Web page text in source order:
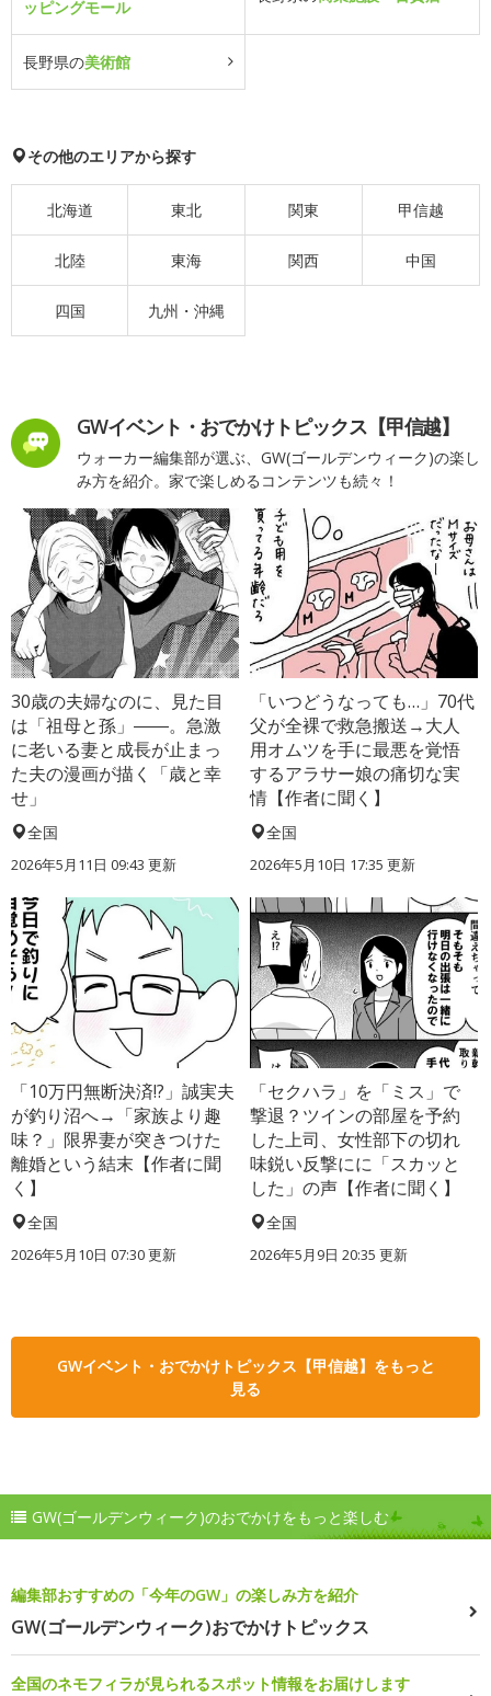
ッピングモール
長野県の美術館
その他のエリアから探す
北海道 東北 関東 甲信越
北陸 東海 関西 中国
四国 九州・沖縄
GWイベント・おでかけトピックス【甲信越】
ウォーカー編集部が選ぶ、GW(ゴールデンウィーク)の楽し
み方を紹介。家で楽しめるコンテンツも続々！
30歳の夫婦なのに、見た目
は「祖母と孫」――。急激
に老いる妻と成長が止まっ
た夫の漫画が描く「歳と幸
せ」
全国
2026年5月11日 09:43 更新
「いつどうなっても…」70代
父が全裸で救急搬送→大人
用オムツを手に最悪を覚悟
するアラサー娘の痛切な実
情【作者に聞く】
全国
2026年5月10日 17:35 更新
「10万円無断決済!?」誠実夫
が釣り沼へ→「家族より趣
味？」限界妻が突きつけた
離婚という結末【作者に聞
く】
全国
2026年5月10日 07:30 更新
「セクハラ」を「ミス」で
撃退？ツインの部屋を予約
した上司、女性部下の切れ
味鋭い反撃にに「スカッと
した」の声【作者に聞く】
全国
2026年5月9日 20:35 更新
GWイベント・おでかけトピックス【甲信越】をもっと
見る
GW(ゴールデンウィーク)のおでかけをもっと楽しむ
編集部おすすめの「今年のGW」の楽しみ方を紹介
GW(ゴールデンウィーク)おでかけトピックス
全国のネモフィラが見られるスポット情報をお届けします